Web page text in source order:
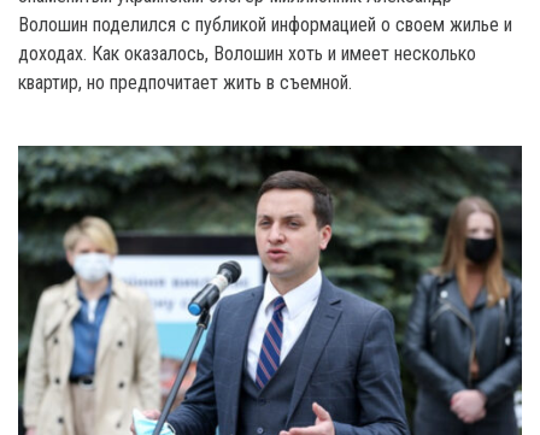
Волошин поделился с публикой информацией о своем жилье и
доходах. Как оказалось, Волошин хоть и имеет несколько
квартир, но предпочитает жить в съемной.